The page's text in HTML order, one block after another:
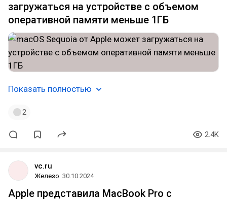
загружаться на устройстве с объемом
оперативной памяти меньше 1ГБ
Показать полностью
2
2.4K
vc.ru
Железо 30.10.2024
Apple представила MacBook Pro с